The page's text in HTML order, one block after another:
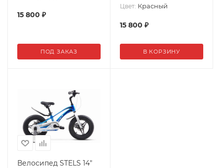
15 800 ₽
ПОД ЗАКАЗ
Цвет: Красный
15 800 ₽
В КОРЗИНУ
Велосипед STELS 14"